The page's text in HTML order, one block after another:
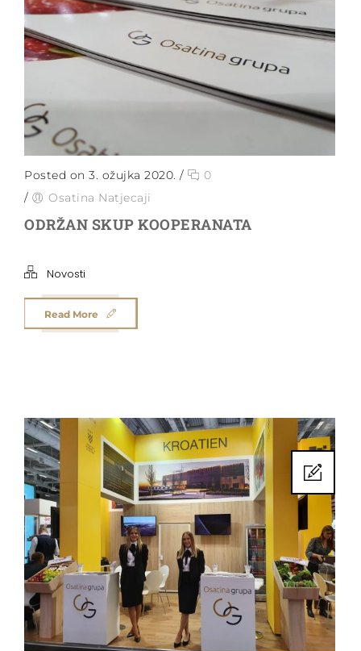
Posted on 3. ožujka 2020. /
0
/
Osatina Natjecaji
ODRŽAN SKUP KOOPERANATA
Novosti
Read More